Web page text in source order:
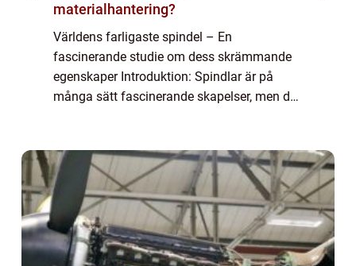
materialhantering?
Världens farligaste spindel – En
fascinerande studie om dess skrämmande
egenskaper Introduktion: Spindlar är på
många sätt fascinerande skapelser, men det
i ko...